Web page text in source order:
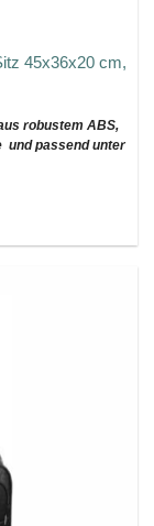
45x36x20 cm,
robustem ABS,
und passend unter